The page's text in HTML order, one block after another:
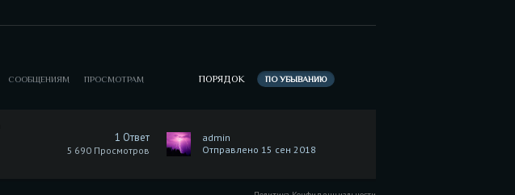
СООБЩЕНИЯМ ПРОСМОТРАМ ПОРЯДОК
ПО УБЫВАНИЮ
1 Ответ
5 690 Просмотров
admin
Отправлено 15 сен 2018